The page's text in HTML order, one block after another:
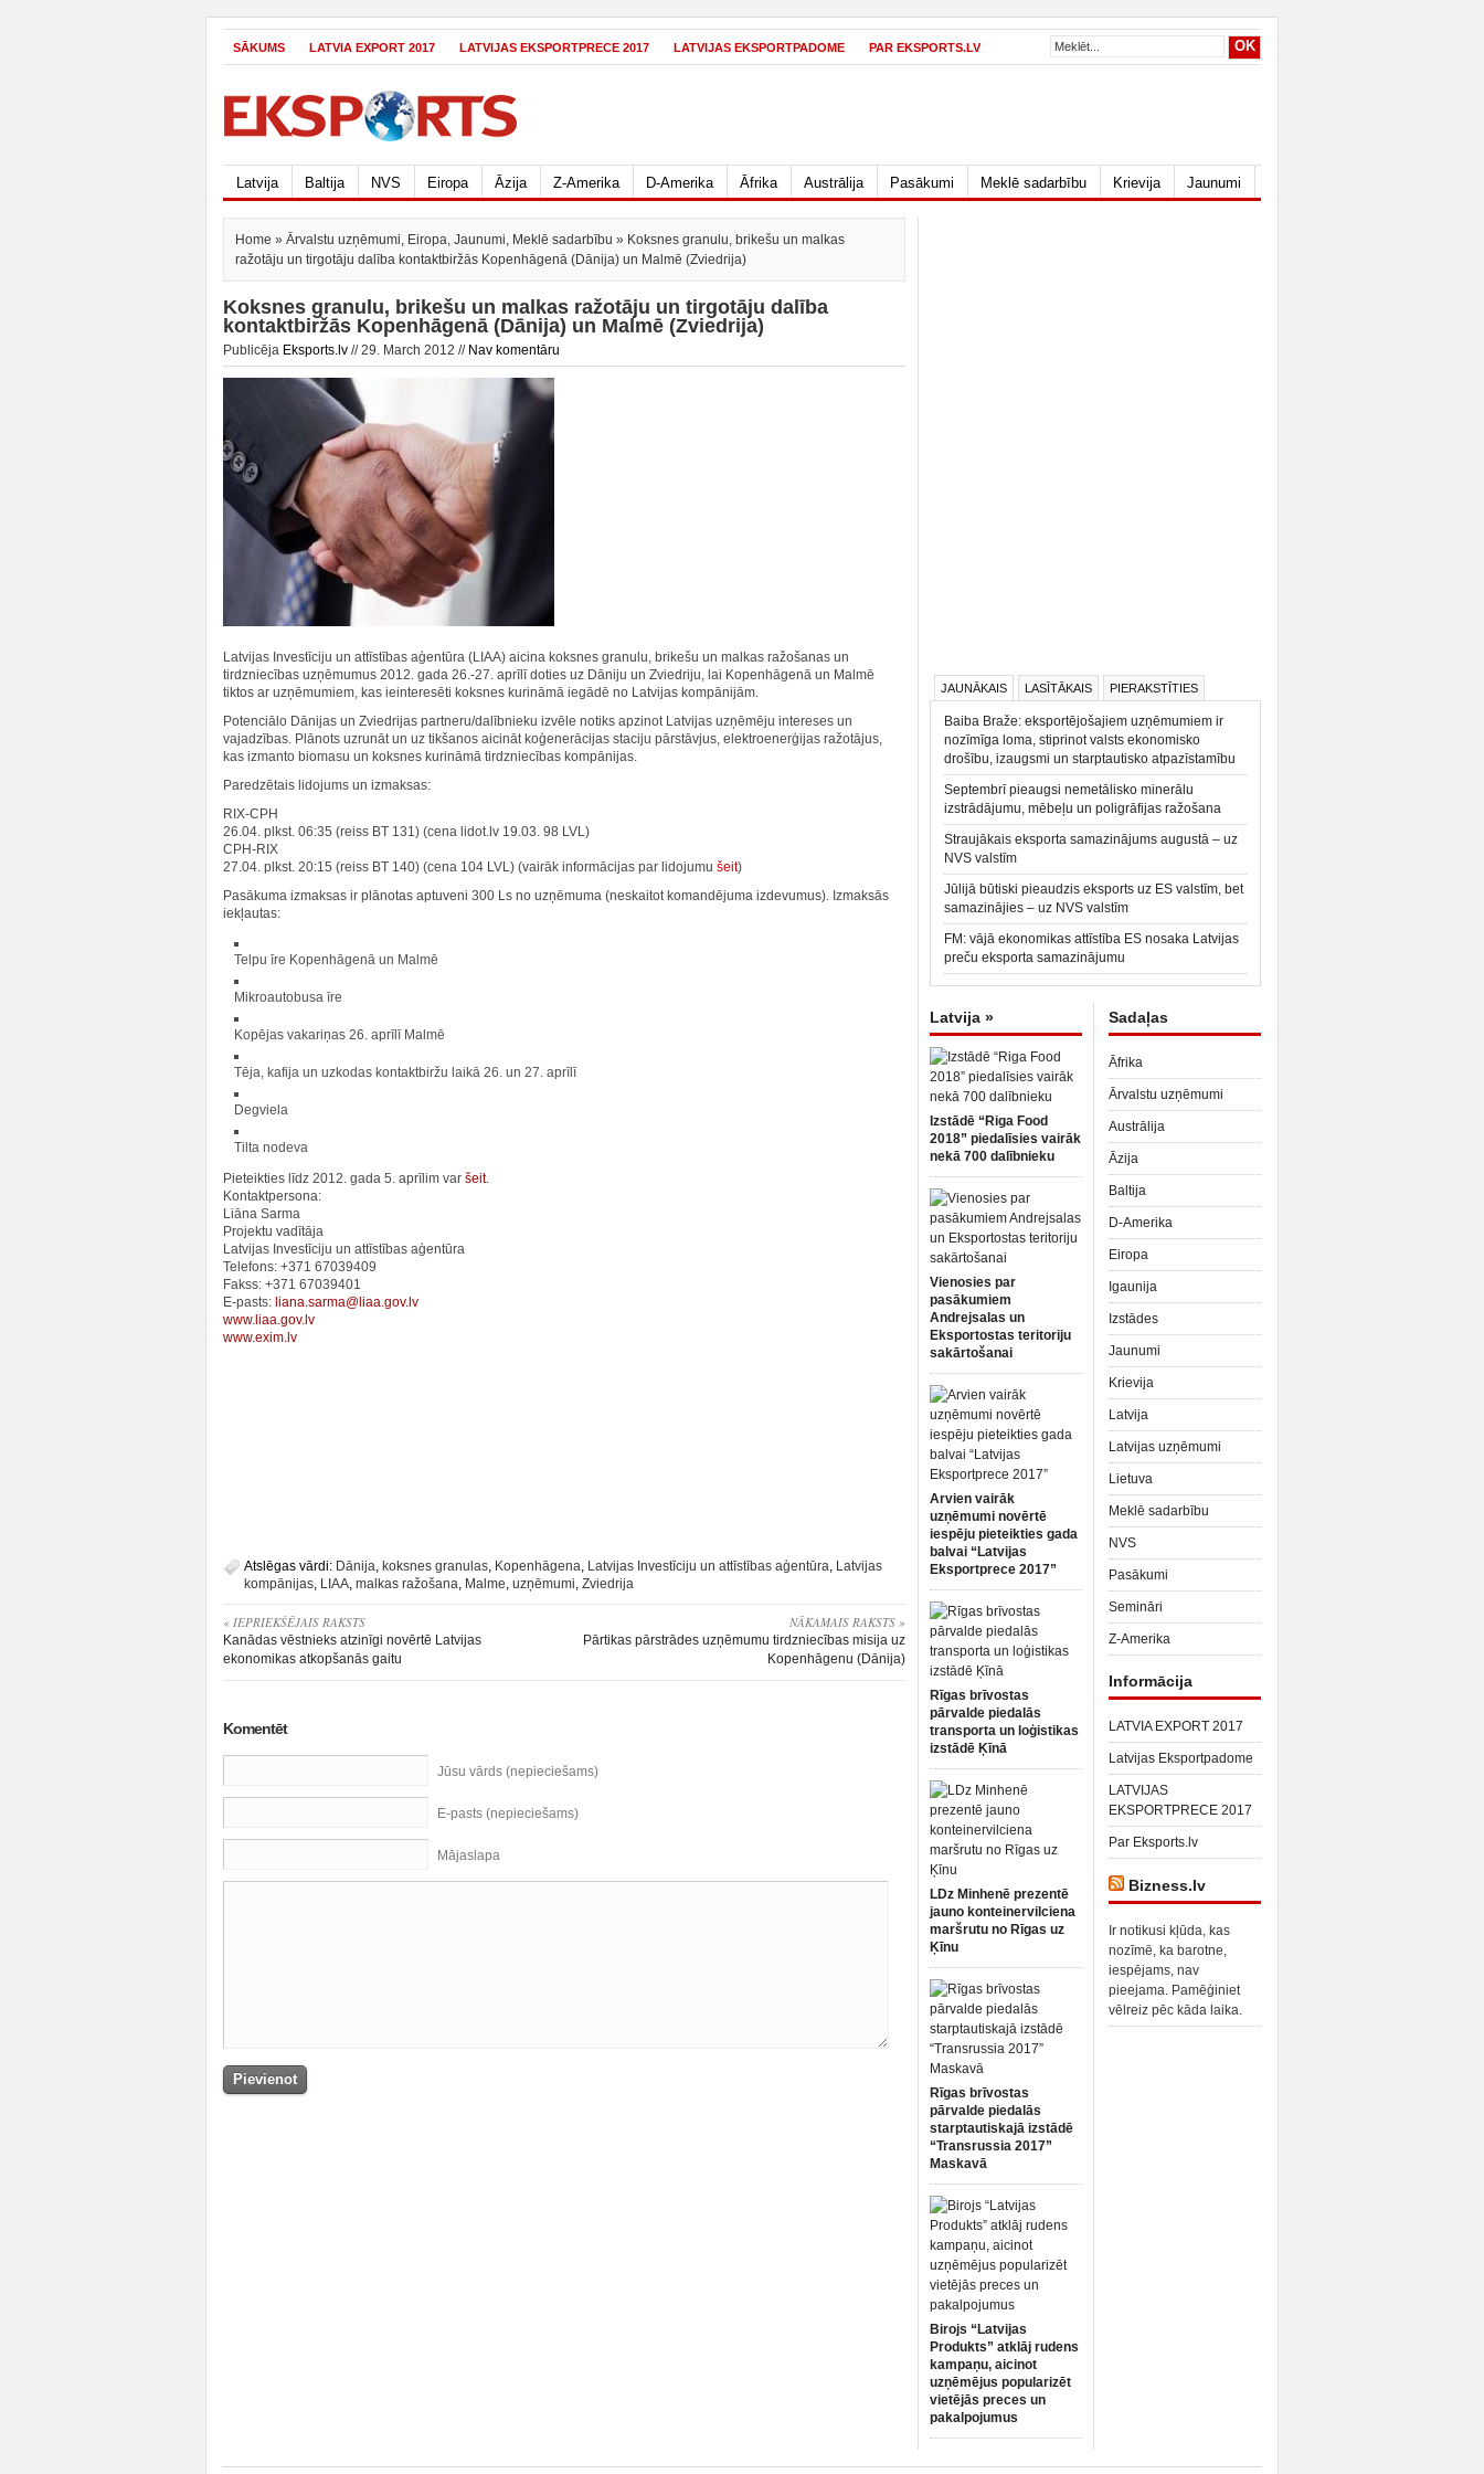
SĀKUMS LATVIA EXPORT 2017 LATVIJAS EKSPORTPRECE 2017 LATVIJAS EKSPORTPADOME PAR EKSPORTS.LV
Latvija Baltija NVS Eiropa Āzija Z-Amerika D-Amerika Āfrika Austrālija Pasākumi Meklē sadarbību Krievija Jaunumi
Home » Ārvalstu uzņēmumi, Eiropa, Jaunumi, Meklē sadarbību » Koksnes granulu, brikešu un malkas
ražotāju un tirgotāju dalība kontaktbiržās Kopenhāgenā (Dānija) un Malmē (Zviedrija)
Koksnes granulu, brikešu un malkas ražotāju un tirgotāju dalība
kontaktbiržās Kopenhāgenā (Dānija) un Malmē (Zviedrija)
Publicēja Eksports.lv // 29. March 2012 // Nav komentāru
Latvijas Investīciju un attīstības aģentūra (LIAA) aicina koksnes granulu, brikešu un malkas ražošanas un
tirdzniecības uzņēmumus 2012. gada 26.-27. aprīlī doties uz Dāniju un Zviedriju, lai Kopenhāgenā un Malmē
tiktos ar uzņēmumiem, kas ieinteresēti koksnes kurināmā iegādē no Latvijas kompānijām.
Potenciālo Dānijas un Zviedrijas partneru/dalībnieku izvēle notiks apzinot Latvijas uzņēmēju intereses un
vajadzības. Plānots uzrunāt un uz tikšanos aicināt koģenerācijas staciju pārstāvjus, elektroenerģijas ražotājus,
kas izmanto biomasu un koksnes kurināmā tirdzniecības kompānijas.
Paredzētais lidojums un izmaksas:
RIX-CPH
26.04. plkst. 06:35 (reiss BT 131) (cena lidot.lv 19.03. 98 LVL)
CPH-RIX
27.04. plkst. 20:15 (reiss BT 140) (cena 104 LVL) (vairāk informācijas par lidojumu šeit)
Pasākuma izmaksas ir plānotas aptuveni 300 Ls no uzņēmuma (neskaitot komandējuma izdevumus). Izmaksās
iekļautas:
Telpu īre Kopenhāgenā un Malmē
Mikroautobusa īre
Kopējas vakariņas 26. aprīlī Malmē
Tēja, kafija un uzkodas kontaktbiržu laikā 26. un 27. aprīlī
Degviela
Tilta nodeva
Pieteikties līdz 2012. gada 5. aprīlim var šeit.
Kontaktpersona:
Liāna Sarma
Projektu vadītāja
Latvijas Investīciju un attīstības aģentūra
Telefons: +371 67039409
Fakss: +371 67039401
E-pasts: liana.sarma@liaa.gov.lv
www.liaa.gov.lv
www.exim.lv
Atslēgas vārdi: Dānija, koksnes granulas, Kopenhāgena, Latvijas Investīciju un attīstības aģentūra, Latvijas
kompānijas, LIAA, malkas ražošana, Malme, uzņēmumi, Zviedrija
« IEPRIEKŠĒJAIS RAKSTS
Kanādas vēstnieks atzinīgi novērtē Latvijas
ekonomikas atkopšanās gaitu
NĀKAMAIS RAKSTS »
Pārtikas pārstrādes uzņēmumu tirdzniecības misija uz
Kopenhāgenu (Dānija)
Komentēt
Jūsu vārds (nepieciešams)
E-pasts (nepieciešams)
Mājaslapa
JAUNĀKAIS LASĪTĀKAIS PIERAKSTĪTIES
Baiba Braže: eksportējošajiem uzņēmumiem ir
nozīmīga loma, stiprinot valsts ekonomisko
drošību, izaugsmi un starptautisko atpazīstamību
Septembrī pieaugsi nemetālisko minerālu
izstrādājumu, mēbeļu un poligrāfijas ražošana
Straujākais eksporta samazinājums augustā – uz
NVS valstīm
Jūlijā būtiski pieaudzis eksports uz ES valstīm, bet
samazinājies – uz NVS valstīm
FM: vājā ekonomikas attīstība ES nosaka Latvijas
preču eksporta samazinājumu
Latvija »
Izstādē “Riga Food
2018” piedalīsies vairāk
nekā 700 dalībnieku
Vienosies par
pasākumiem
Andrejsalas un
Eksportostas teritoriju
sakārtošanai
Arvien vairāk
uzņēmumi novērtē
iespēju pieteikties gada
balvai “Latvijas
Eksportprece 2017”
Rīgas brīvostas
pārvalde piedalās
transporta un loģistikas
izstādē Ķīnā
LDz Minhenē prezentē
jauno konteinervilciena
maršrutu no Rīgas uz
Ķīnu
Rīgas brīvostas
pārvalde piedalās
starptautiskajā izstādē
“Transrussia 2017”
Maskavā
Birojs “Latvijas
Produkts” atklāj rudens
kampaņu, aicinot
uzņēmējus popularizēt
vietējās preces un
pakalpojumus
Sadaļas
Āfrika
Ārvalstu uzņēmumi
Austrālija
Āzija
Baltija
D-Amerika
Eiropa
Igaunija
Izstādes
Jaunumi
Krievija
Latvija
Latvijas uzņēmumi
Lietuva
Meklē sadarbību
NVS
Pasākumi
Semināri
Z-Amerika
Informācija
LATVIA EXPORT 2017
Latvijas Eksportpadome
LATVIJAS
EKSPORTPRECE 2017
Par Eksports.lv
Bizness.lv
Ir notikusi kļūda, kas
nozīmē, ka barotne,
iespējams, nav
pieejama. Pamēģiniet
vēlreiz pēc kāda laika.